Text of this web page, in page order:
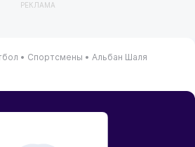
РЕКЛАМА
• Спортсмены • Альбан Шаля